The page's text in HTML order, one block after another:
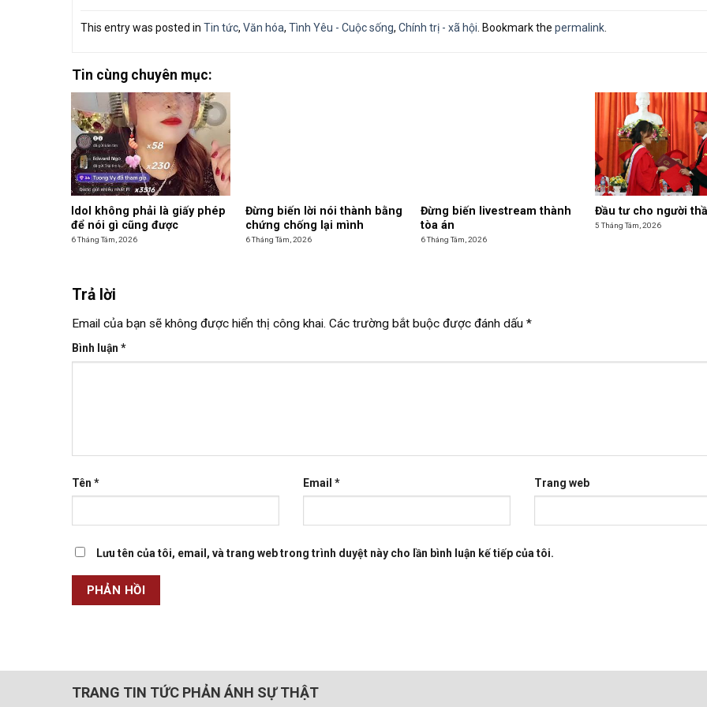
This entry was posted in Tin tức, Văn hóa, Tình Yêu - Cuộc sống, Chính trị - xã hội . Bookmark the permalink.
Tin cùng chuyên mục:
Idol không phải là giấy phép
để nói gì cũng được
6 Tháng Tám, 2026
Đừng biến lời nói thành bằng
chứng chống lại mình
6 Tháng Tám, 2026
Đừng biến livestream thành
tòa án
6 Tháng Tám, 2026
Đầu tư cho người
5 Tháng Tám, 2026
Trả lời
Email của bạn sẽ không được hiển thị công khai. Các trường bắt buộc được đánh dấu *
Bình luận *
Tên * Email * Trang web
Lưu tên của tôi, email, và trang web trong trình duyệt này cho lần bình luận kế tiếp của tôi.
TRANG TIN TỨC PHẢN ÁNH SỰ THẬT